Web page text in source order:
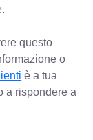
questo
o
è a tua
a rispondere a